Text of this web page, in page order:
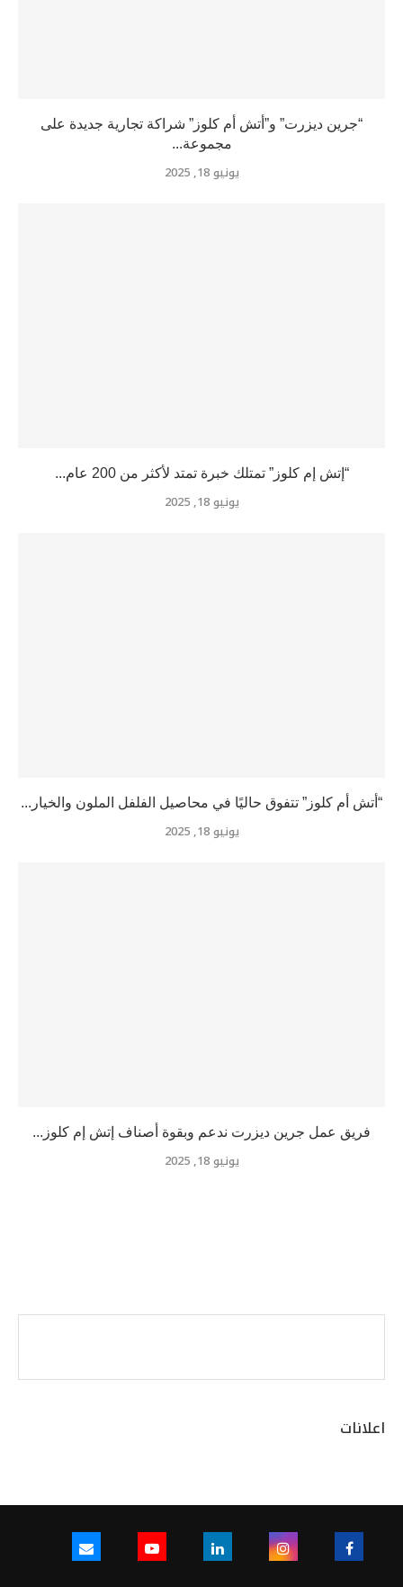
“جرين ديزرت” و”أتش أم كلوز” شراكة تجارية جديدة على
مجموعة...
يونيو 18, 2025
“إتش إم كلوز” تمتلك خبرة تمتد لأكثر من 200 عام...
يونيو 18, 2025
“أتش أم كلوز” تتفوق حاليًا في محاصيل الفلفل الملون والخيار...
يونيو 18, 2025
فريق عمل جرين ديزرت ندعم وبقوة أصناف إتش إم كلوز...
يونيو 18, 2025
اعلانات